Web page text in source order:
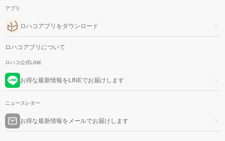
アプリ
ロハコアプリをダウンロード
ロハコアプリについて
ロハコ公式LINE
お得な最新情報をLINEでお届けします
ニュースレター
お得な最新情報をメールでお届けします